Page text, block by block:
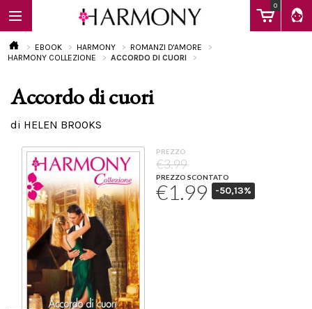
0
EBOOK
Calendario
EBOOK HARMONY
ROMANZI D'AMORE
HARMONY COLLEZIONE
ACCORDO DI CUORI
Accordo di cuori
di HELEN BROOKS
PREZZO
€3.99
PREZZO SCONTATO
€1.99 -50,13%